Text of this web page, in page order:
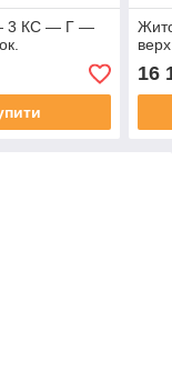
3 КС — Г —
верх
16